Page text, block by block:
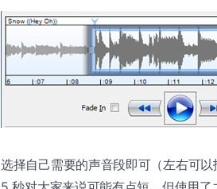
选择自己需要的声音段即可（左右可